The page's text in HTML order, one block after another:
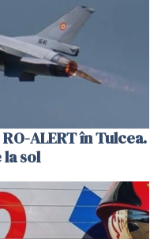
ALERT în Tulcea.
sol